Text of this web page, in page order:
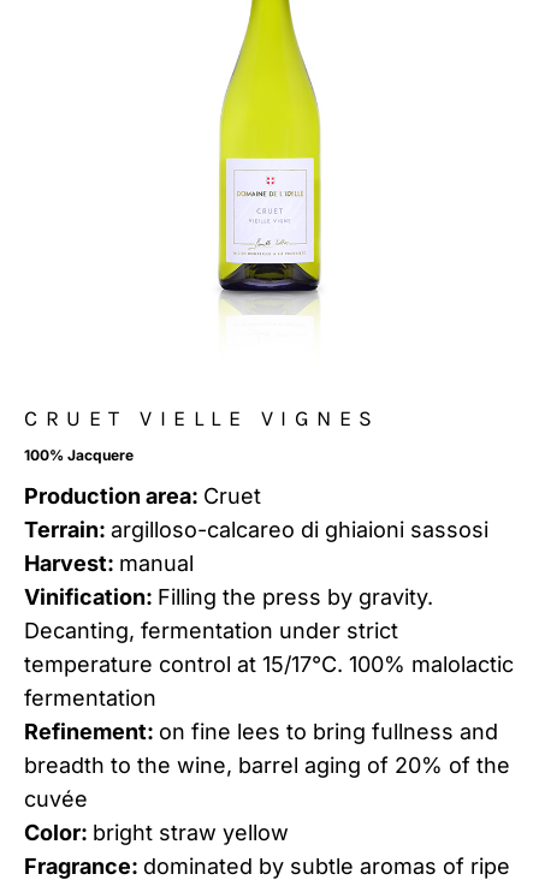
CRUET VIELLE VIGNES
100% Jacquere
Production area: Cruet
Terrain: argilloso-calcareo di ghiaioni sassosi
Harvest: manual
Vinification: Filling the press by gravity.
Decanting, fermentation under strict
temperature control at 15/17°C. 100% malolactic
fermentation
Refinement: on fine lees to bring fullness and
breadth to the wine, barrel aging of 20% of the
cuvée
Color: bright straw yellow
Fragrance: dominated by subtle aromas of ripe